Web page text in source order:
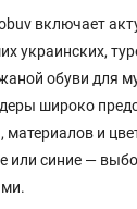
включает
украинских,
обуви для
широко
материалов и
или синие —